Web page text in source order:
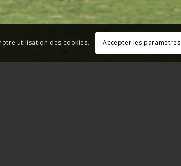
utilisation des cookies. Accepter les paramètres